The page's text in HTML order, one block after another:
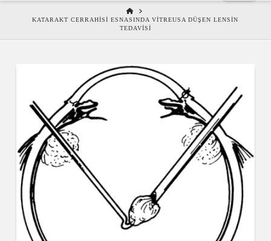
HOME
KATARAKT CERRAHISI ESNASINDA VITREUSA DÜŞEN LENSIN
TEDAVISI